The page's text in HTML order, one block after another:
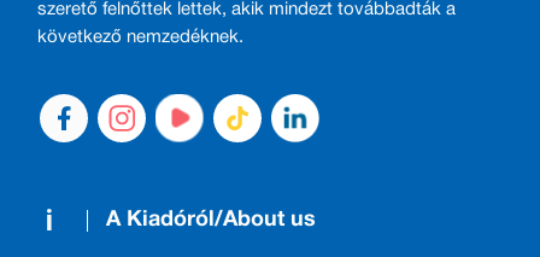
szerető felnőttek lettek, akik mindezt továbbadták a
következő nemzedéknek.
A Kiadóról/About us